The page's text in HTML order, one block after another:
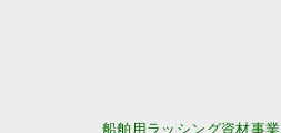
船舶用ラッシング資材事業